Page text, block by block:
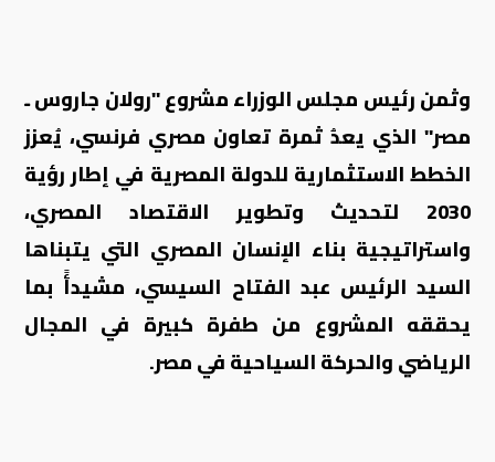
وثمن رئيس مجلس الوزراء مشروع "رولان جاروس ـ
مصر" الذي يعدُ ثمرة تعاون مصري فرنسي، يُعزز
الخطط الاستثمارية للدولة المصرية في إطار رؤية
2030 لتحديث وتطوير الاقتصاد المصري،
واستراتيجية بناء الإنسان المصري التي يتبناها
السيد الرئيس عبد الفتاح السيسي، مشيدأً بما
يحققه المشروع من طفرة كبيرة في المجال
الرياضي والحركة السياحية في مصر.